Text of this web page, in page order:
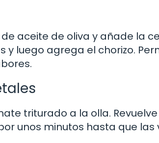
aceite de oliva y añade la
luego agrega el chorizo.
triturado a la olla.
unos minutos hasta que las